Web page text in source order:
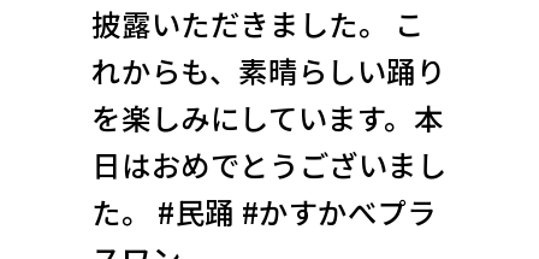
披露いただきました。 こ
れからも、素晴らしい踊り
を楽しみにしています。本
日はおめでとうございまし
た。 #民踊 #かすかべプラ